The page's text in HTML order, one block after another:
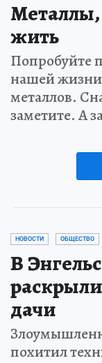
Металлы,
жить
Попробуйте
нашей жизни
металлов.
заметите. А
НОВОСТИ ОБЩЕСТВО
В
дачи
похитил